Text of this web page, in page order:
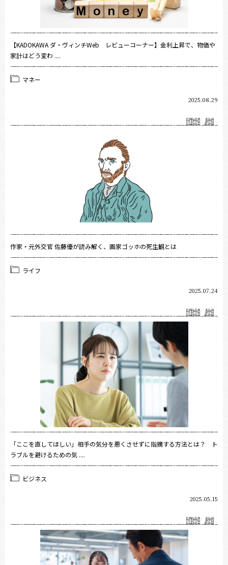
【KADOKAWA ダ・ヴィンチWeb レビューコーナー】金利上昇で、物価や
家計はどう変わ ....
マネー
2025.08.29
作家・元外交官 佐藤優が読み解く、画家ゴッホの死生観とは
ライフ
2025.07.24
「ここを直してほしい」相手の気分を悪くさせずに指摘する方法とは？ ト
ラブルを避けるための気 ....
ビジネス
2025.05.15